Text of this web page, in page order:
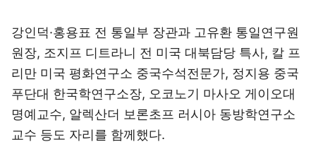
강인덕·홍용표 전 통일부 장관과 고유환 통일연구원
원장, 조지프 디트라니 전 미국 대북담당 특사, 칼 프
리만 미국 평화연구소 중국수석전문가, 정지용 중국
푸단대 한국학연구소장, 오코노기 마사오 게이오대
명예교수, 알렉산더 보론초프 러시아 동방학연구소
교수 등도 자리를 함께했다.